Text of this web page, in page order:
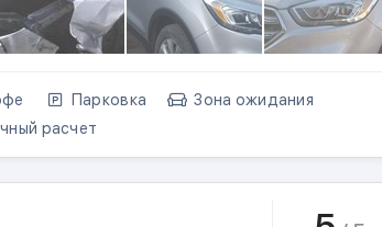
Парковка
Зона ожидания
расчет